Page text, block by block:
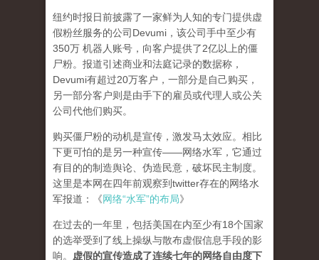
纽约时报日前披露了一家鲜为人知的专门提供虚
假粉丝服务的公司Devumi，该公司手中至少有
350万 机器人账号，向客户提供了2亿以上的僵
尸粉。报道引述商业和法庭记录的数据称，
Devumi有超过20万客户，一部分是自己购买，
另一部分客户则是由手下的雇员或代理人或公关
公司代他们购买。
购买僵尸粉的动机是宣传，激发马太效应。相比
下更可怕的是另一种宣传——网络水军，它通过
有目的的制造舆论、伪造民意，破坏民主制度。
这里是本网在四年前观察到twitter存在的网络水
军报道：《网络“水军”的布局》
在过去的一年里，包括美国在内至少有18个国家
的选举受到了线上操纵与散布虚假信息手段的影
响。 虚假的宣传造成了连续七年的网络自由度下